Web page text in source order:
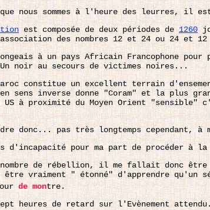
nous sommes à l'heure des leurres, il
est composée de deux périodes de1260
des nombres 12 et 24 ou 24 et
à un pays Africain Francophone
noir au secours de victimes noires...
constitue un excellent terrain
en sens inverse donne "Coram" et la
US à proximité du Moyen Orient
donc... pas très longtemps cependant,
d'incapacité pour ma part de procéder à
de rébellion, il me fallait donc
être vraiment " étonné" d'apprendre
de montre.
heures de retard sur l'Evènement attendu.